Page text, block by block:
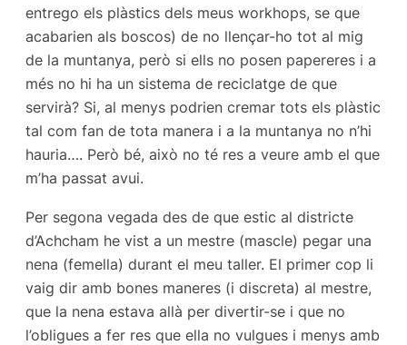
entrego els plàstics dels meus workhops, se que
acabarien als boscos) de no llençar-ho tot al mig
de la muntanya, però si ells no posen papereres i a
més no hi ha un sistema de reciclatge de que
servirà? Si, al menys podrien cremar tots els plàstic
tal com fan de tota manera i a la muntanya no n’hi
hauria…. Però bé, això no té res a veure amb el que
m’ha passat avui.
Per segona vegada des de que estic al districte
d’Achcham he vist a un mestre (mascle) pegar una
nena (femella) durant el meu taller. El primer cop li
vaig dir amb bones maneres (i discreta) al mestre,
que la nena estava allà per divertir-se i que no
l’obligues a fer res que ella no vulgues i menys amb